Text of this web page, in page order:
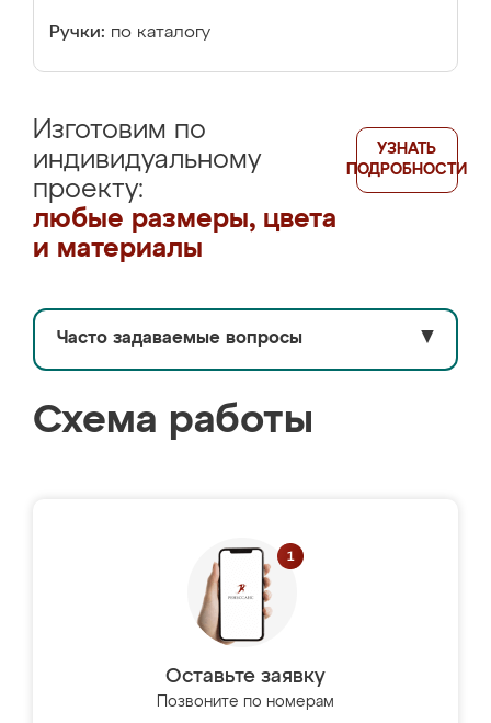
Ручки: по каталогу
Изготовим по
индивидуальному
проекту:
любые размеры, цвета
и материалы
УЗНАТЬ
ПОДРОБНОСТИ
Часто задаваемые вопросы ▼
Схема работы
Оставьте заявку
Позвоните по номерам